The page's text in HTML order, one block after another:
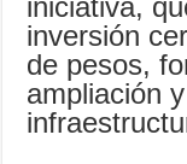
iniciativa,
inversión
de pesos,
ampliación